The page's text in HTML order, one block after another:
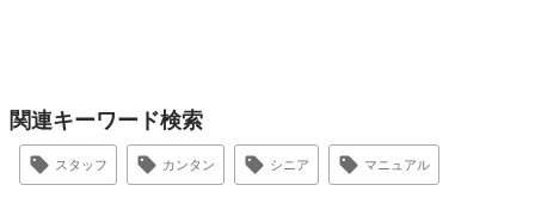
関連キーワード検索
スタッフ カンタン シニア マニュアル